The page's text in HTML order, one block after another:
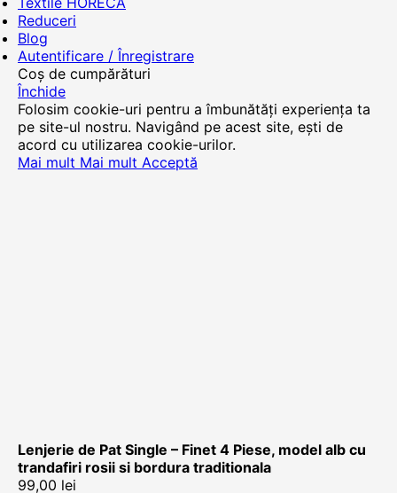
Reduceri
Blog
Autentificare / Înregistrare
Coș de cumpărături
Închide
Folosim cookie-uri pentru a îmbunătăți experiența ta
pe site-ul nostru. Navigând pe acest site, ești de
acord cu utilizarea cookie-urilor.
Mai mult Mai mult Acceptă
Lenjerie de Pat Single – Finet 4 Piese, model alb cu
trandafiri rosii si bordura traditionala
99,00 lei